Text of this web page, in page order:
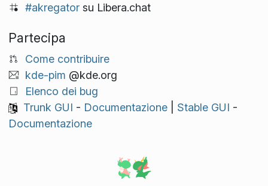
#akregatorsu Libera.chat
Partecipa
Come contribuire
kde-pim @kde.org
Elenco dei bug
Trunk GUI - Documentazione| Stable GUI -
Documentazione